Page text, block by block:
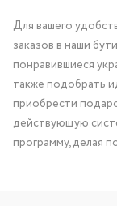
Для вашего
заказов в наши
понравившиеся
также подобрать
приобрести
действующую
программу, делая